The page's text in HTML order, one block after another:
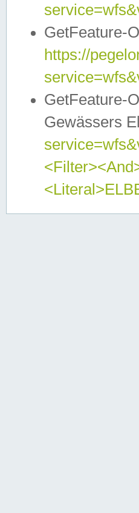
GetFeature-
https://
GetFeature-
Gewässers